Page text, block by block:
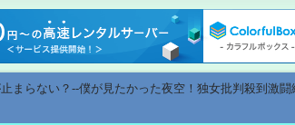
らない？--僕が見たかった夜空！独女批判殺到激